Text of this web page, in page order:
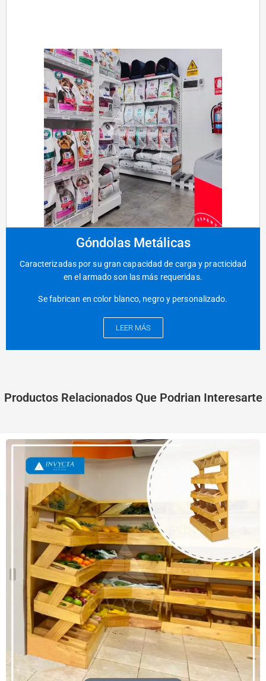
Góndolas Metálicas
Caracterizadas por su gran capacidad de carga y practicidad
en el armado son las más requeridas.
Se fabrican en color blanco, negro y personalizado.
LEER MÁS
Productos Relacionados Que Podrian Interesarte